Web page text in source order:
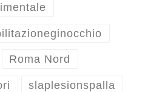
Roma Nord
slaplesionspalla